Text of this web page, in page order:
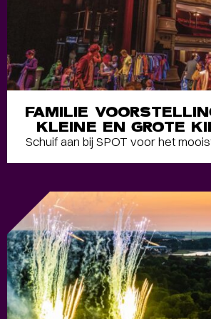
FAMILIE
KLEINE EN GROTE
Schuif aan bij SPOT voor het